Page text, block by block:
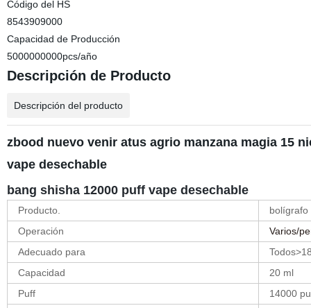
Código del HS
8543909000
Capacidad de Producción
5000000000pcs/año
Descripción de Producto
Descripción del producto
zbood nuevo venir atus agrio manzana magia 15
vape desechable
bang shisha 12000 puff vape desechable
Producto.
bolígrafo
Operación
Varios/
Adecuado para
Capacidad
20 ml
Puff
14000